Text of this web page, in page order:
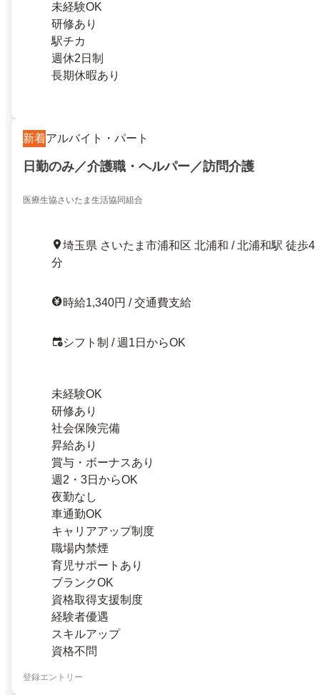
未経験OK
研修あり
駅チカ
週休2日制
長期休暇あり
新着アルバイト・パート
日勤のみ／介護職・ヘルパー／訪問介護
医療生協さいたま生活協同組合
埼玉県 さいたま市浦和区 北浦和 / 北浦和駅 徒歩4
分
時給1,340円 / 交通費支給
シフト制 / 週1日からOK
未経験OK
研修あり
社会保険完備
昇給あり
賞与・ボーナスあり
週2・3日からOK
夜勤なし
車通勤OK
キャリアアップ制度
職場内禁煙
育児サポートあり
ブランクOK
資格取得支援制度
経験者優遇
スキルアップ
資格不問
登録エントリー